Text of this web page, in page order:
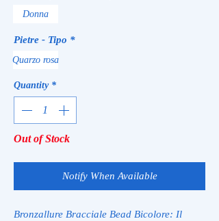
Donna
Pietre - Tipo *
Quarzo rosa
Quantity *
Out of Stock
Notify When Available
Bronzallure Bracciale Bead Bicolore: Il